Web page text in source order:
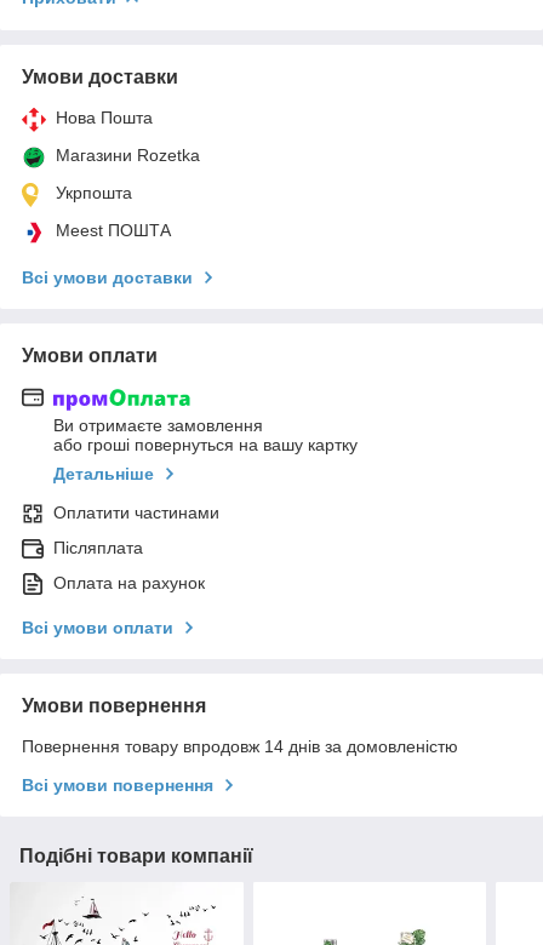
Умови доставки
Нова Пошта
Магазини Rozetka
Укрпошта
Meest ПОШТА
Всі умови доставки
Умови оплати
Ви отримаєте замовлення
або гроші повернуться на вашу картку
Детальніше
Оплатити частинами
Післяплата
Оплата на рахунок
Всі умови оплати
Умови повернення
Повернення товару впродовж 14 днів за домовленістю
Всі умови повернення
Подібні товари компанії